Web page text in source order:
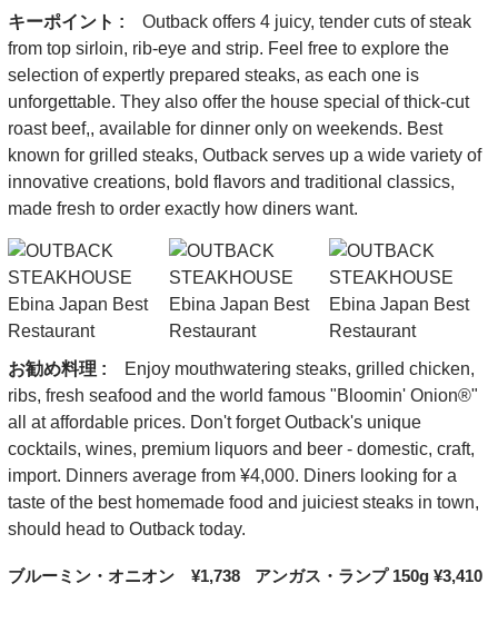
キーポイント :
Outback offers 4 juicy, tender cuts of steak
from top sirloin, rib-eye and strip. Feel free to explore the
selection of expertly prepared steaks, as each one is
unforgettable. They also offer the house special of thick-cut
roast beef,, available for dinner only on weekends. Best
known for grilled steaks, Outback serves up a wide variety of
innovative creations, bold flavors and traditional classics,
made fresh to order exactly how diners want.
お勧め料理 :
Enjoy mouthwatering steaks, grilled chicken,
ribs, fresh seafood and the world famous "Bloomin' Onion®"
all at affordable prices. Don't forget Outback's unique
cocktails, wines, premium liquors and beer - domestic, craft,
import. Dinners average from ¥4,000. Diners looking for a
taste of the best homemade food and juiciest steaks in town,
should head to Outback today.
ブルーミン・オニオン ¥1,738 アンガス・ランプ 150g ¥3,410